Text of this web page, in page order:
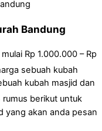
Bandung
Rp 1.000.000 – Rp
sebuah kubah
kubah masjid dan
rumus berikut untuk
yang akan anda pesan